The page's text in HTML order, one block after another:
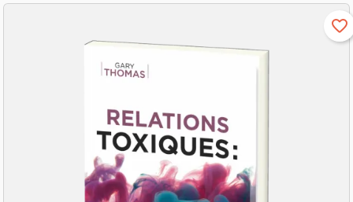
favorite_border